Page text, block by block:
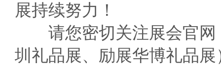
展持续努力！
请您密切关注展会官网
圳礼品展、励展华博礼品